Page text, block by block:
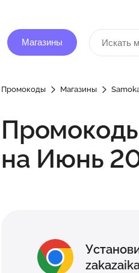
Магазины
Промокоды Магазины
на Июнь